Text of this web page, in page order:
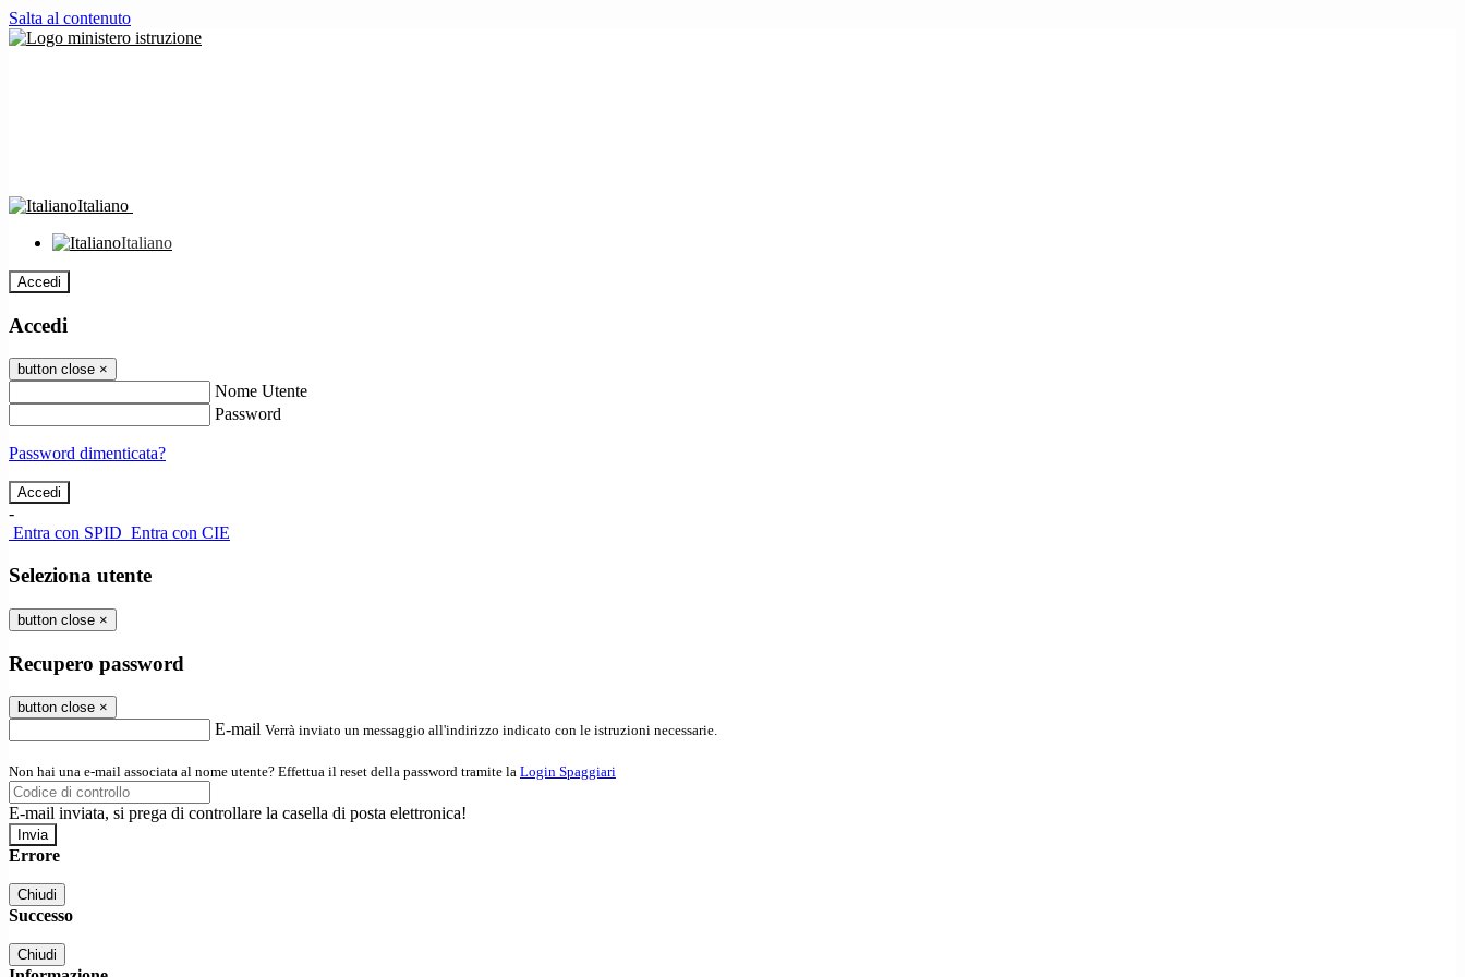
Salta al contenuto
Italiano
Italiano
Accedi
Accedi
button close ×
Nome Utente
Password
Password dimenticata?
-
Entra con SPID Entra con CIE
Seleziona utente
button close ×
Recupero password
button close ×
E-mail Verrà inviato un messaggio all'indirizzo indicato con le istruzioni necessarie.
Non hai una e-mail associata al nome utente? Effettua il reset della password tramite la Login Spaggiari
E-mail inviata, si prega di controllare la casella di posta elettronica!
Errore
Chiudi
Successo
Chiudi